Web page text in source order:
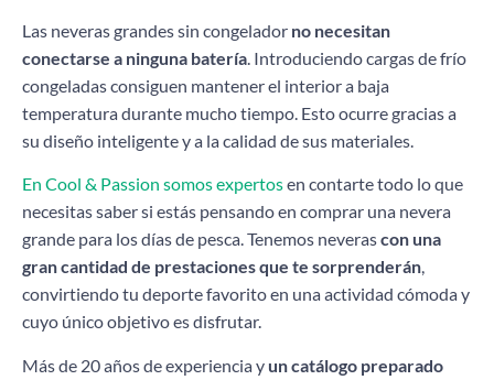
Las neveras grandes sin congelador no necesitan
conectarse a ninguna batería . Introduciendo cargas de frío
congeladas consiguen mantener el interior a baja
temperatura durante mucho tiempo. Esto ocurre gracias a
su diseño inteligente y a la calidad de sus materiales.
En Cool & Passion somos expertosen contarte todo lo que
necesitas saber si estás pensando en comprar una nevera
grande para los días de pesca. Tenemos neverascon una
gran cantidad de prestaciones que te sorprenderán,
convirtiendo tu deporte favorito en una actividad cómoda y
cuyo único objetivo es disfrutar.
Más de 20 años de experiencia y un catálogo preparado